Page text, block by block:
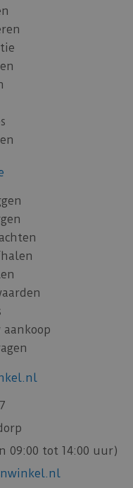
09:00 tot 14:00 uur)